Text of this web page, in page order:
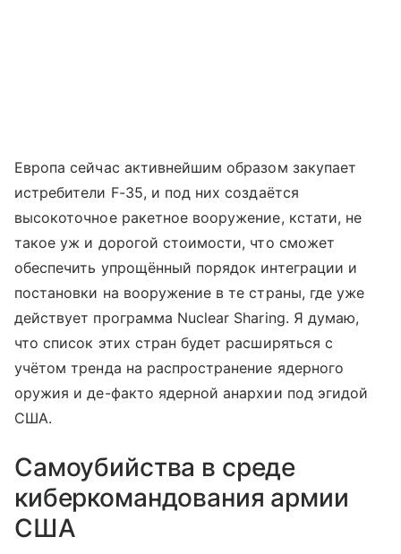
Европа сейчас активнейшим образом закупает
истребители F-35, и под них создаётся
высокоточное ракетное вооружение, кстати, не
такое уж и дорогой стоимости, что сможет
обеспечить упрощённый порядок интеграции и
постановки на вооружение в те страны, где уже
действует программа Nuclear Sharing. Я думаю,
что список этих стран будет расширяться с
учётом тренда на распространение ядерного
оружия и де-факто ядерной анархии под эгидой
США.
Самоубийства в среде
киберкомандования армии
США